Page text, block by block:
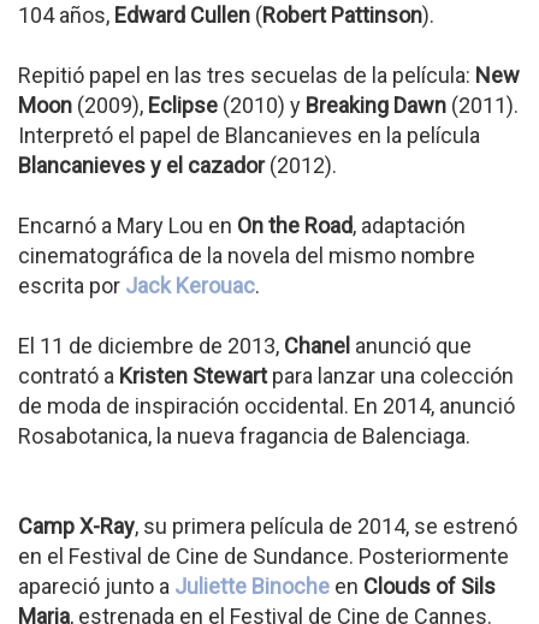
104 años, Edward Cullen (Robert Pattinson).
Repitió papel en las tres secuelas de la película: New
Moon (2009), Eclipse (2010) y Breaking Dawn (2011).
Interpretó el papel de Blancanieves en la película
Blancanieves y el cazador(2012).
Encarnó a Mary Lou en On the Road, adaptación
cinematográfica de la novela del mismo nombre
escrita por Jack Kerouac.
El 11 de diciembre de 2013, Chanel anunció que
contrató a Kristen Stewartpara lanzar una colección
de moda de inspiración occidental. En 2014, anunció
Rosabotanica, la nueva fragancia de Balenciaga.
Camp X-Ray, su primera película de 2014, se estrenó
en el Festival de Cine de Sundance. Posteriormente
apareció junto a Juliette Binoche en Clouds of Sils
Maria, estrenada en el Festival de Cine de Cannes.